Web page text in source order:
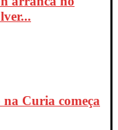
Curia começa